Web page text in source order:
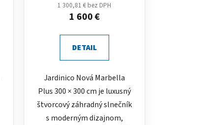
1 300,81 € bez DPH
1 600 €
DETAIL
Jardinico Nová Marbella
Plus 300 × 300 cm je luxusný
štvorcový záhradný slnečník
s moderným dizajnom,